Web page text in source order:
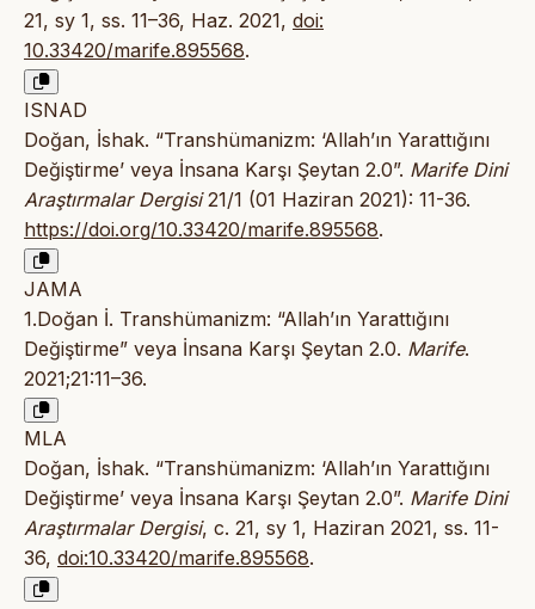
21, sy 1, ss. 11–36, Haz. 2021, doi:
10.33420/marife.895568.
ISNAD
Doğan, İshak. “Transhümanizm: ‘Allah’ın Yarattığını
Değiştirme’ veya İnsana Karşı Şeytan 2.0”. Marife Dini
Araştırmalar Dergisi21/1 (01 Haziran 2021): 11-36.
https://doi.org/10.33420/marife.895568.
JAMA
1.Doğan İ. Transhümanizm: “Allah’ın Yarattığını
Değiştirme” veya İnsana Karşı Şeytan 2.0. Marife.
2021;21:11–36.
MLA
Doğan, İshak. “Transhümanizm: ‘Allah’ın Yarattığını
Değiştirme’ veya İnsana Karşı Şeytan 2.0”. Marife Dini
Araştırmalar Dergisi, c. 21, sy 1, Haziran 2021, ss. 11-
36, doi:10.33420/marife.895568.